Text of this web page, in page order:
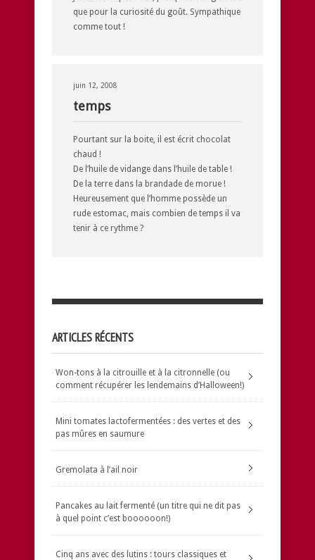
que pour la curiosité du goût. Sympathique
comme tout !
juin 12, 2008
temps
Pourtant sur la boite, il est écrit chocolat
chaud !
De l’huile de vidange dans l’huile de table !
De la terre dans la brandade de morue !
Heureusement que l’homme possède un
rude estomac, mais combien de temps il va
tenir à ce rythme ?
ARTICLES RÉCENTS
Won-tons à la citrouille et à la citronnelle (ou
comment récupérer les lendemains d’Halloween!)
Mini tomates lactofermentées : des vertes et des
pas mûres en saumure
Gremolata à l’ail noir
Pancakes au lait fermenté (un titre qui ne dit pas
à quel point c’est boooooon!)
Cinq ans avec des lutins : tours classiques et